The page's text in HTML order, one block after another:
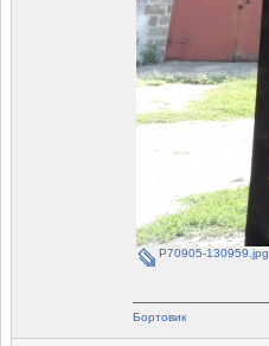
P70905-130959.jpg
Бортовик